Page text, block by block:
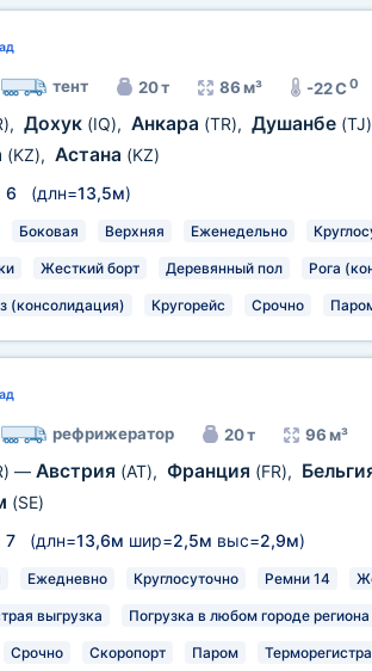
тент 20 т 86 м³ -22 C0
, Дохук (IQ), Анкара (TR), Душанбе (TJ)
(KZ), Астана (KZ)
6 (длн=13,5м)
Боковая Верхняя Еженедельно
Жесткий борт Деревянный пол Рога
(консолидация) Кругорейс Срочно
рефрижератор 20 т 96 м³
— Австрия (AT), Франция (FR),
(SE)
7 (длн=13,6м шир=2,5м выс=2,9м)
Ежедневно Круглосуточно Ремни 14
выгрузка Погрузка в любом городе региона
Срочно Скоропорт Паром